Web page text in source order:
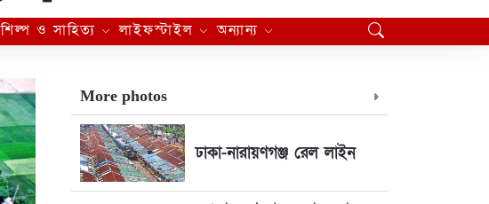
শিল্প ও সাহিত্য লাইফস্টাইল অন্যান্য
More photos
ঢাকা-নারায়ণগঞ্জ রেল লাইন